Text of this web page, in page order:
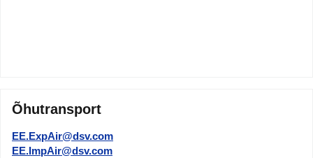
Õhutransport
EE.ExpAir@dsv.com
EE.ImpAir@dsv.com